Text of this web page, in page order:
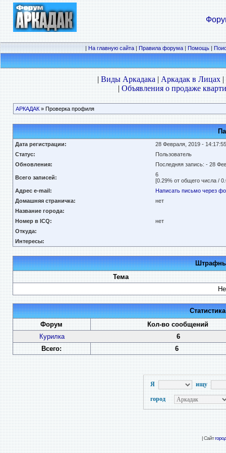
|На главную сайта|Правила форума|Помощь|
|Виды Аркадака|Аркадак в Лицах|
|Объявления о продаже
АРКАДАК» Проверка профиля
Дата регистрации:
28 Февраля, 2019 - 14:17:55
Статус:
Пользователь
Обновления:
Последняя запись: - 28
Всего записей:
6
[0.29% от общего числа /
Адрес e-mail:
Написать письмо через
Домашняя страничка:
нет
Название города:
Номер в ICQ:
нет
Откуда:
Интересы:
Тема
Форум
Кол-во сообщений
Курилка
6
Всего:
6
Я ищу
город
| Сайт